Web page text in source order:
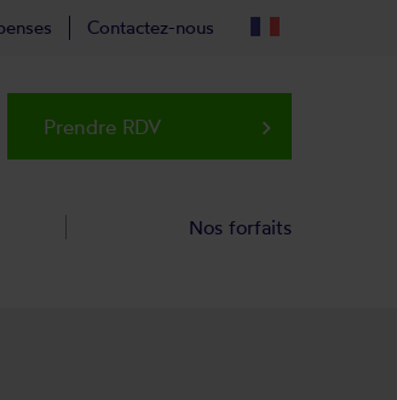
Contactez-nous
Prendre RDV keyboard_arrow_right
Nos forfaits